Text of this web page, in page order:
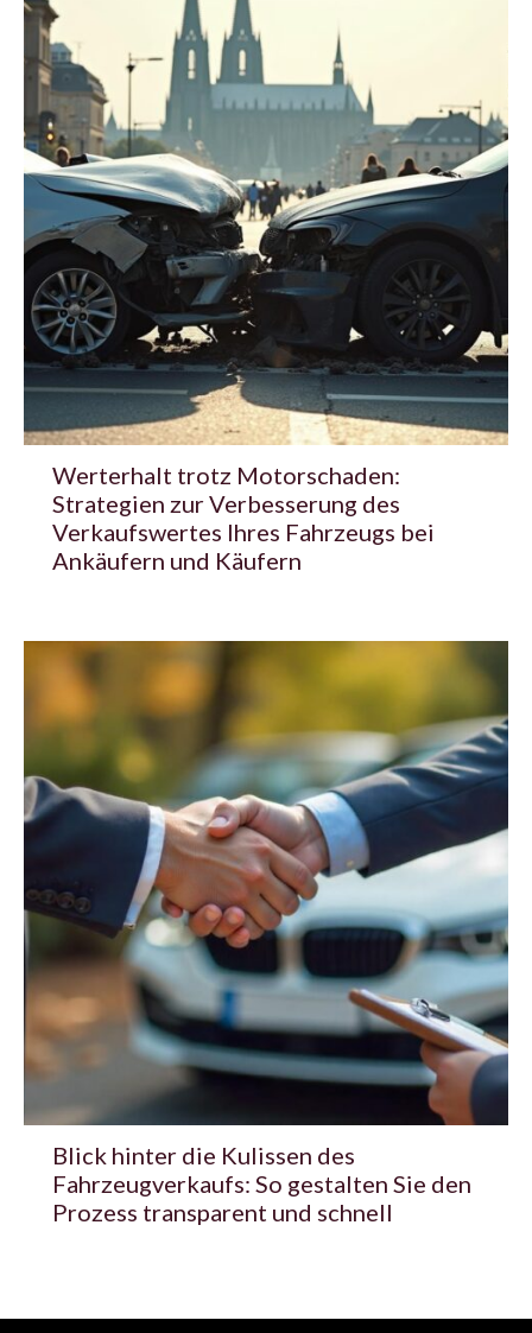
Werterhalt trotz Motorschaden:
Strategien zur Verbesserung des
Verkaufswertes Ihres Fahrzeugs bei
Ankäufern und Käufern
Blick hinter die Kulissen des
Fahrzeugverkaufs: So gestalten Sie den
Prozess transparent und schnell